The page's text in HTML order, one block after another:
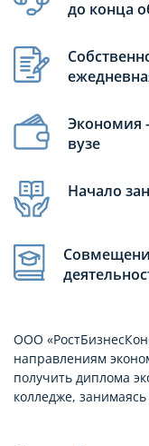
до конца
Экономия
вузе
Начало
ООО
направлениям
получить диплома
колледже,